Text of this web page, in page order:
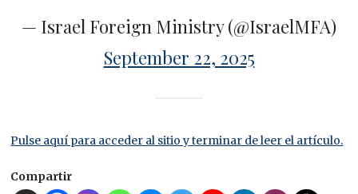
— Israel Foreign Ministry (@IsraelMFA)
September 22, 2025
Pulse aquí para acceder al sitio y terminar de leer el artículo.
Compartir